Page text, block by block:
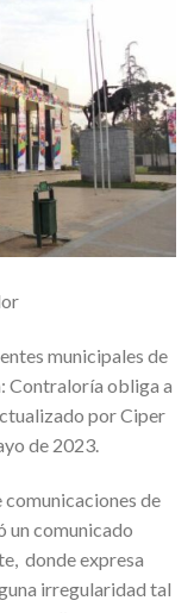
municipales de
Contraloría obliga a
por Ciper
de 2023.
comunicaciones de
un comunicado
donde expresa
irregularidad tal